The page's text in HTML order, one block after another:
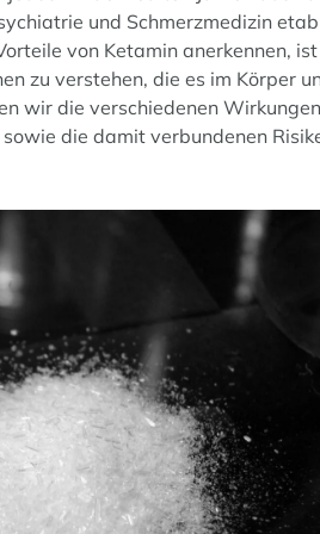
und Schmerzmedizin
von Ketamin anerkennen,
zu verstehen, die es im Körper
wir die verschiedenen
die damit verbundenen